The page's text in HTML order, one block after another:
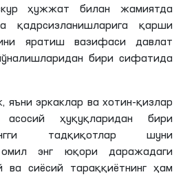
ҳужжат билан жамиятда
қадрсизланишларига қарши
яратиш вазифаси давлат
бири сифатида
яъни эркаклар ва хотин-қизлар
асосий ҳуқуқларидан бири
тадқиқотлар шуни
энг юқори даражадаги
ва сиёсий тараққиётнинг ҳам